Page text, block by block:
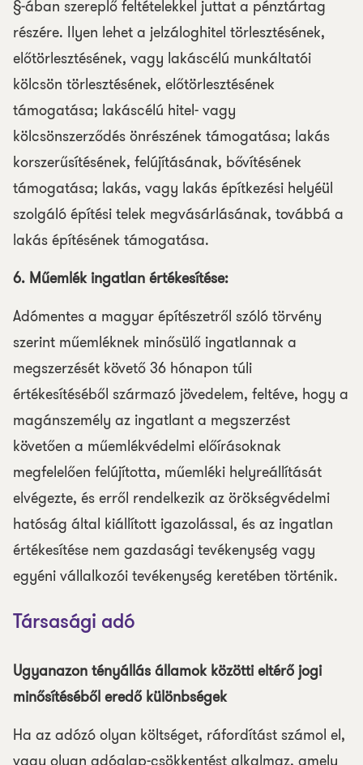
§-ában szereplő feltételekkel juttat a pénztártag
részére. Ilyen lehet a jelzáloghitel törlesztésének,
előtörlesztésének, vagy lakáscélú munkáltatói
kölcsön törlesztésének, előtörlesztésének
támogatása; lakáscélú hitel- vagy
kölcsönszerződés önrészének támogatása; lakás
korszerűsítésének, felújításának, bővítésének
támogatása; lakás, vagy lakás építkezési helyéül
szolgáló építési telek megvásárlásának, továbbá a
lakás építésének támogatása.
6. Műemlék ingatlan értékesítése:
Adómentes a magyar építészetről szóló törvény
szerint műemléknek minősülő ingatlannak a
megszerzését követő 36 hónapon túli
értékesítéséből származó jövedelem, feltéve, hogy a
magánszemély az ingatlant a megszerzést
követően a műemlékvédelmi előírásoknak
megfelelően felújította, műemléki helyreállítását
elvégezte, és erről rendelkezik az örökségvédelmi
hatóság által kiállított igazolással, és az ingatlan
értékesítése nem gazdasági tevékenység vagy
egyéni vállalkozói tevékenység keretében történik.
Társasági adó
Ugyanazon tényállás államok közötti eltérő jogi
minősítéséből eredő különbségek
Ha az adózó olyan költséget, ráfordítást számol el,